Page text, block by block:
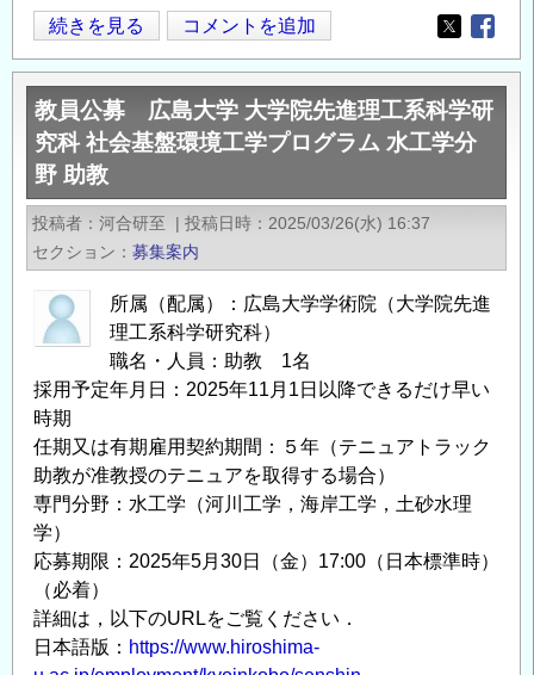
ト
ラ
ル
研
究
員
公
募
情
の
Japan
Drone
/
次
世
代
エ
ア
モ
リ
テ
EXPO
の
Faculty
Open
Position
Assistant
Professor
(Hydraulic
Engineering)
in
Graduate
School
of
Advanced
Science
and
Engineering,
Hiroshima
University
の
続きを見る コメントを追加
Opens in
教員公募 広島大学 大学院先進理工系科学研
究科 社会基盤環境工学プログラム 水工学分
野 助教
投稿者 河合研至 | 投稿日時
2025/03/26(水) 16:37
セクション
募集案内
所属（配属）：広島大学学術院（大学院先進
理工系科学研究科）
職名・人員：助教 1名
採用予定年月日：2025年11月1日以降できるだけ早い
時期
任期又は有期雇用契約期間：５年（テニュアトラック
助教が准教授のテニュアを取得する場合）
専門分野：水工学（河川工学，海岸工学，土砂水理
学）
応募期限：2025年5月30日（金）17:00（日本標準時）
（必着）
詳細は，以下のURLをご覧ください．
日本語版： https://www.hiroshima-